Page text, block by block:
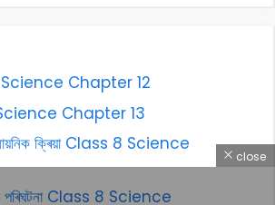
Science Chapter 12
Chapter 13
ক্ৰিয়া Class 8 Science
পৰিঘটনা Class 8 Science
close